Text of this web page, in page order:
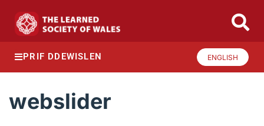
PRIF DDEWISLEN ENGLISH
webslider